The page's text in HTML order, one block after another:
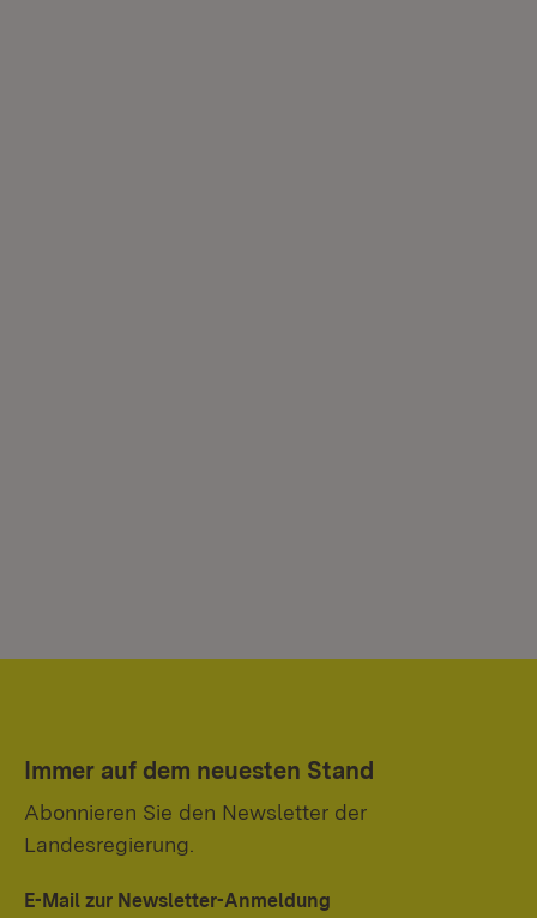
Immer auf dem neuesten Stand
Abonnieren Sie den Newsletter der
Landesregierung.
E-Mail zur Newsletter-Anmeldung